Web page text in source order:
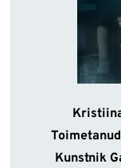
Kunstnik